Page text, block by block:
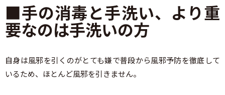
■手の消毒と手洗い、より重
要なのは手洗いの方
自身は風邪を引くのがとても嫌で普段から風邪予防を徹底して
いるため、ほとんど風邪を引きません。